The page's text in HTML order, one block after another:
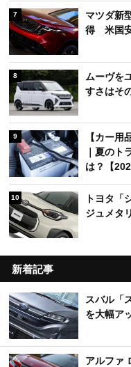
7
マツダ新
得 米国
8
ムーヴを
すさはそ
9
【カー
｜夏の
は？【
10
トヨタ「
ジュメタ
新着記事
スバル「
を大幅ア
アルファ